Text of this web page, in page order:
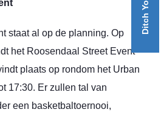
staat al op de planning. Op
het Roosendaal Street Event
plaats op rondom het Urban
17:30. Er zullen tal van
een basketbaltoernooi,